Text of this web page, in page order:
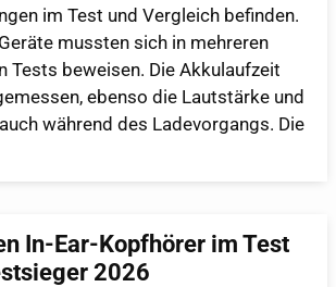
im Test und Vergleich befinden.
mussten sich in mehreren
Tests beweisen. Die Akkulaufzeit
ebenso die Lautstärke und
während des Ladevorgangs. Die
In-Ear-Kopfhörer im Test
2026